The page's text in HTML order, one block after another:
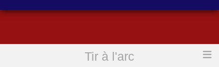
Tir à l'arc
Journées découvertes les mardis de Septembre